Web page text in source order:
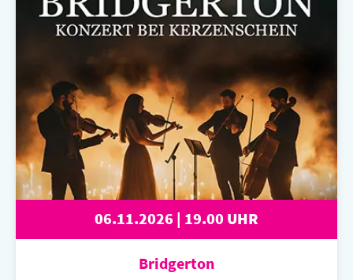
06.11.2026 | 19.00 UHR
Bridgerton